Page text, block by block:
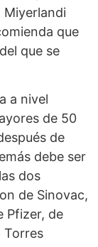
Miyerlandi
que
que se
a nivel
de 50
de
debe ser
dos
de Sinovac,
Pfizer, de
Torres